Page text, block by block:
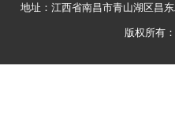
地址：江西省南昌市青山湖区昌
版权所有